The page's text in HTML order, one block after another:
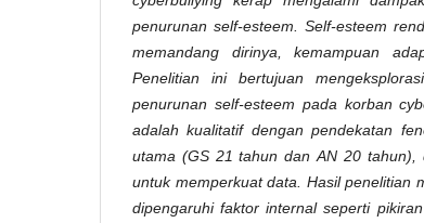
penurunan self-esteem Self-esteem
memandang
dirinya, kemampuan
Penelitian
ini bertujuan mengeksplorasi
penurunan self-esteem pada korban
adalah kualitatif dengan pendekatan
utama (GS 21 tahun dan AN 20 tahun),
untuk memperkuat data. Hasil penelitian
dipengaruhi faktor internal seperti pikiran